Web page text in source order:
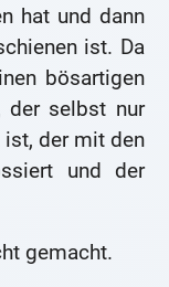
hat und dann
ist. Da
bösartigen
der selbst nur
ist, der mit den
und der
gemacht.